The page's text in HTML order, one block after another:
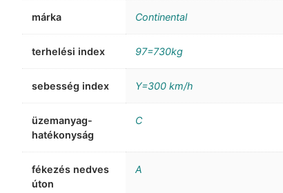
márka Continental
terhelési index 97=730kg
sebesség index Y=300 km/h
üzemanyag-
hatékonyság
C
fékezés nedves
úton
A